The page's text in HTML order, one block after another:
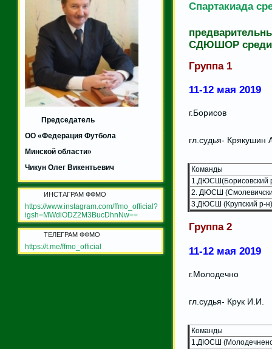
Председатель
ОО «Федерация Футбола
Минской области»
Чикун Олег Викентьевич
ИНСТАГРАМ ФФМО
https://www.instagram.com/ffmo_official?
igsh=MWdiODZ2M3BucDhnNw==
ТЕЛЕГРАМ ФФМО
https://t.me/ffmo_official
Спартакиада
СДЮШОР среди
Группа 1
11-12 мая 2019
г.Борисов
гл.судья- Крякушин
Команды
1.ДЮСШ(Борисовский
2. ДЮСШ
3.ДЮСШ (Крупский р-н)
Группа 2
11-12 мая 2019
г.Молодечно
гл.судья- Крук И.И.
Команды
1.ДЮСШ